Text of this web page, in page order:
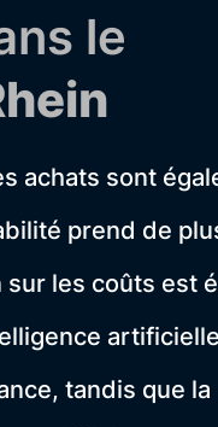
le
achats sont
prend de
les coûts est
tandis que la